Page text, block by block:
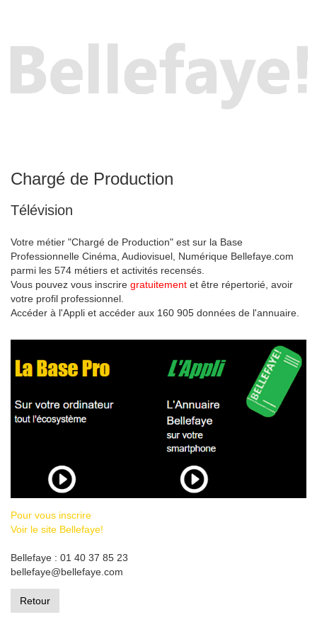
Chargé de Production
Télévision
Votre métier "Chargé de Production" est sur la Base
Professionnelle Cinéma, Audiovisuel, Numérique Bellefaye.com
parmi les 574 métiers et activités recensés.
Vous pouvez vous inscrire gratuitement et être répertorié, avoir
votre profil professionnel.
Accéder à l'Appli et accéder aux 160 905 données de l'annuaire.
Pour vous inscrire
Voir le site Bellefaye!
Bellefaye : 01 40 37 85 23
bellefaye@bellefaye.com
Retour